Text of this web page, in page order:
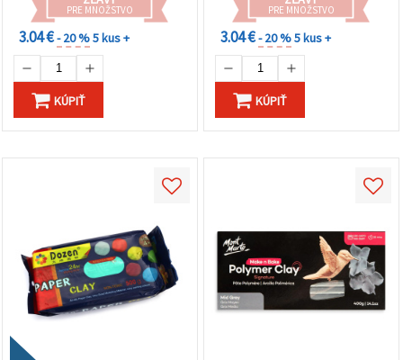
výtvarné projekty a DIY
tvorenie
PRE MNOŽSTVO
3.04 €- 20 %5 kus +
KÚPIŤ
PRE MNOŽSTVO
3.04 €- 20 %5 kus +
KÚPIŤ